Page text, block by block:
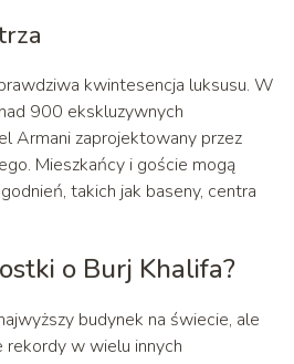
kwintesencja luksusu. W
900 ekskluzywnych
Armani zaprojektowany przez
Mieszkańcy i goście mogą
takich jak baseny, centra
o Burj Khalifa?
budynek na świecie, ale
w wielu innych